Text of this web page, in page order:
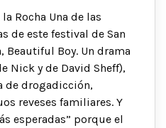
Rocha Una de las
de este festival de San
Beautiful Boy. Un drama
Nick y de David Sheff),
de drogadicción,
reveses familiares. Y
esperadas” porque el